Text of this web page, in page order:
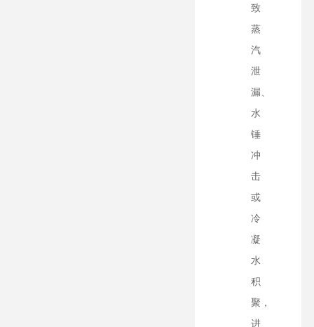
致
蒸
汽
泄
漏、
水
锤
冲
击
或
冷
凝
水
积
聚，
进